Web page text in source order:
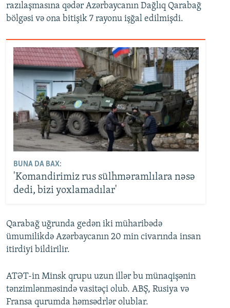
razılaşmasına qədər Azərbaycanın Dağlıq Qarabağ
bölgəsi və ona bitişik 7 rayonu işğal edilmişdi.
BUNA DA BAX:
'Komandirimiz rus sülhməramlılara nəsə
dedi, bizi yoxlamadılar'
Qarabağ uğrunda gedən iki müharibədə
ümumilikdə Azərbaycanın 20 min civarında insan
itirdiyi bildirilir.
ATƏT-in Minsk qrupu uzun illər bu münaqişənin
tənzimlənməsində vasitəçi olub. ABŞ, Rusiya və
Fransa qurumda həmsədrlər olublar.